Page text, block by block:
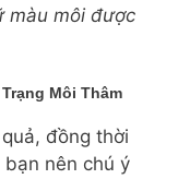
màu môi được
Môi Thâm
đồng thời
nên chú ý